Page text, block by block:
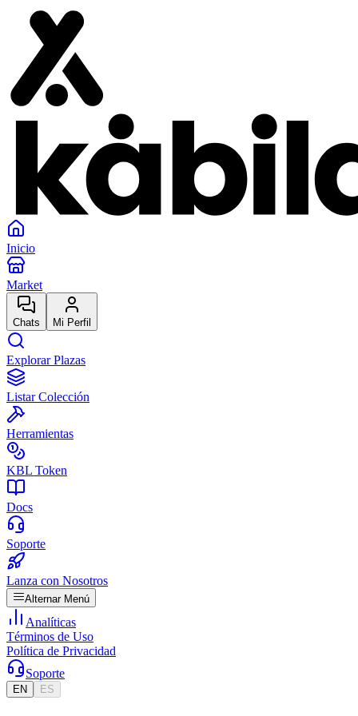
Inicio
Market
Chats Mi Perfil
Explorar Plazas
Listar Colección
Herramientas
KBL Token
Docs
Soporte
Lanza con Nosotros
Alternar Menú
Analíticas
Términos de Uso
Política de Privacidad
Soporte
EN ES